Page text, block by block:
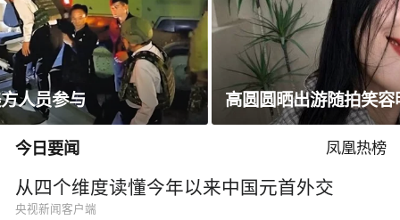
高圆圆晒出游随拍笑容明媚状态松弛
今日要闻 凤凰热榜
从四个维度读懂今年以来中国元首外交
央视新闻客户端